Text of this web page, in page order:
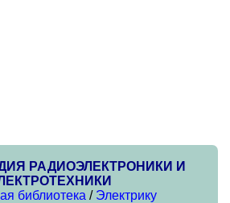
РАДИОЭЛЕКТРОНИКИ И
библиотека / Электрику